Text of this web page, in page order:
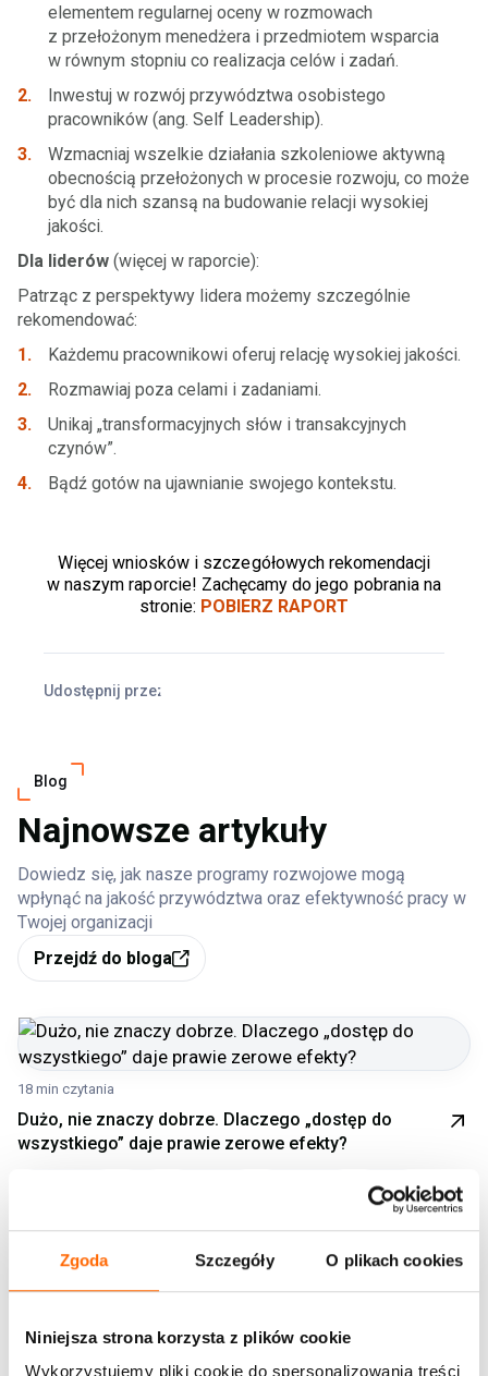
Zgoda Szczegóły O plikach cookies
Niniejsza strona korzysta z plików cookie
Wykorzystujemy pliki cookie do spersonalizowania treści
elementem regularnej oceny w rozmowach
z przełożonym menedżera i przedmiotem wsparcia
w równym stopniu co realizacja celów i zadań.
Inwestuj w rozwój przywództwa osobistego
pracowników (ang. Self Leadership).
Wzmacniaj wszelkie działania szkoleniowe aktywną
obecnością przełożonych w procesie rozwoju, co może
być dla nich szansą na budowanie relacji wysokiej
jakości.
Dla liderów (więcej w raporcie):
Patrząc z perspektywy lidera możemy szczególnie
rekomendować:
Każdemu pracownikowi oferuj relację wysokiej jakości.
Rozmawiaj poza celami i zadaniami.
Unikaj „transformacyjnych słów i transakcyjnych
czynów”.
Bądź gotów na ujawnianie swojego kontekstu.
Więcej wniosków i szczegółowych rekomendacji
w naszym raporcie! Zachęcamy do jego pobrania na
stronie: POBIERZ RAPORT
Udostępnij przez
Blog
Najnowsze artykuły
Dowiedz się, jak nasze programy rozwojowe mogą
wpłynąć na jakość przywództwa oraz efektywność pracy w
Twojej organizacji
Przejdź do bloga
18 min czytania
Dużo, nie znaczy dobrze. Dlaczego „dostęp do
wszystkiego” daje prawie zerowe efekty?
Trendy